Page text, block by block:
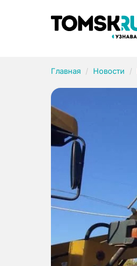
Главная Новости
Рубрики